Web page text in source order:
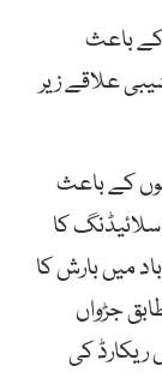
باعث
علاقے زیر
کے باعث
سلائیڈنگ کا
میں بارش کا
جڑواں
میٹر بارش ریکارڈ کی